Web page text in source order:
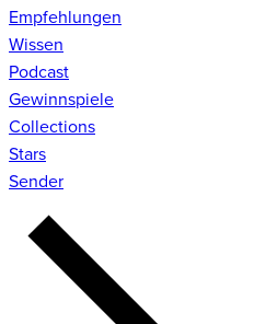
Empfehlungen
Wissen
Podcast
Gewinnspiele
Collections
Stars
Sender